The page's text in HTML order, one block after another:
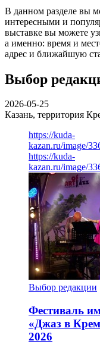
В данном разделе вы
интересными и
выставке вы можете
а именно: время и
адрес и ближайшую
Выбор
2026-05-25
Казань, территория
https://kuda-
kazan.ru/image/
https://kuda-
kazan.ru/image/
Выбор редакции
Фестиваль
«Джаз в
2026